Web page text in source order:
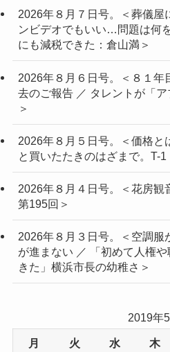
2026年８月７日号。＜葬儀屋
ンビデオでもいい…問題は何
にも減税できた：倉山満＞
2026年８月６日号。＜８１年
去のご報告 ／ タレントが「
＞
2026年８月５日号。＜価格と
と買いたたきのはざまで。T-1
2026年８月４日号。＜花房
第195回＞
2026年８月３日号。＜空調服
が進まない ／ 「初めて人権
きた」横浜市長の幼稚さ＞
2019年
月 火 水 木